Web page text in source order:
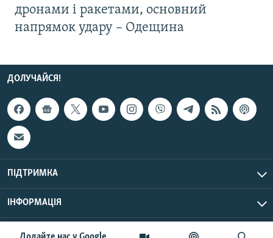
дронами і ракетами, основний
напрямок удару – Одещина
ДОЛУЧАЙСЯ!
ПІДТРИМКА
ІНФОРМАЦІЯ
© Радіо Свобода, 2026 | Усі права застережено.
UTC+3